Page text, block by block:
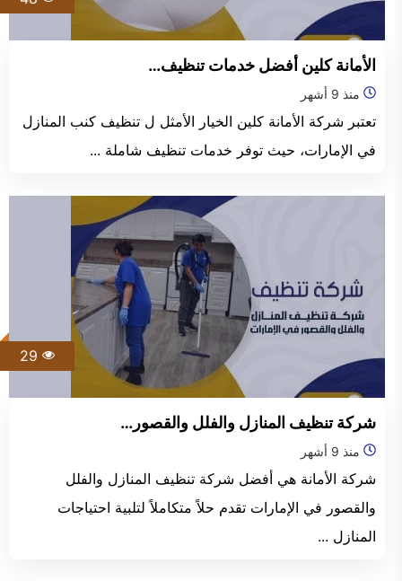
الأمانة كلين أفضل خدمات تنظيف…
منذ 9 أشهر
تعتبر شركة الأمانة كلين الخيار الأمثل ل تنظيف كنب المنازل
في الإمارات، حيث توفر خدمات تنظيف شاملة ...
شركة تنظيف المنازل والفلل والقصور…
منذ 9 أشهر
شركة الأمانة هي أفضل شركة تنظيف المنازل والفلل
والقصور في الإمارات تقدم حلاً متكاملاً لتلبية احتياجات
المنازل ...